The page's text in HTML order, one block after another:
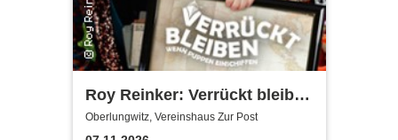
Roy Reinker: Verrückt bleiben
- Wenn Puppen einschiffen
Oberlungwitz, Vereinshaus Zur Post